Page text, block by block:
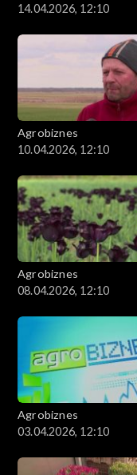
14.04.2026, 12:10
Agrobiznes
10.04.2026, 12:10
Agrobiznes
08.04.2026, 12:10
Agrobiznes
03.04.2026, 12:10